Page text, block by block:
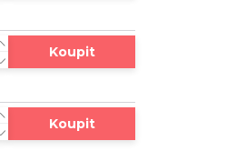
Koupit
Koupit